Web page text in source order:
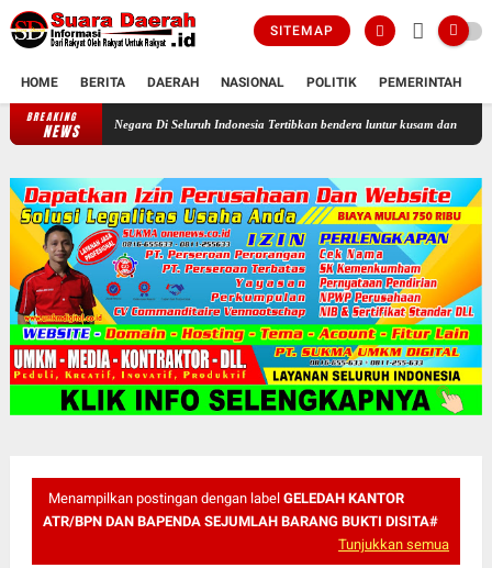
SITEMAP
HOME BERITA DAERAH NASIONAL POLITIK PEMERINTAH
BREAKING
NEWS Profesor Minta Presiden RI Perintahkan Semua Aparatur Negara Di
Menampilkan postingan dengan label GELEDAH KANTOR
ATR/BPN DAN BAPENDA SEJUMLAH BARANG BUKTI DISITA#
Tunjukkan semua